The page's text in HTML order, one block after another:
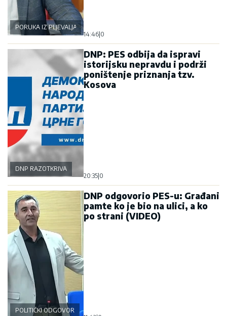
PORUKA IZ PLJEVALJA
14:46 0
DNP RAZOTKRIVA
DNP: PES odbija da ispravi
istorijsku nepravdu i podrži
poništenje priznanja tzv.
Kosova
20:35 0
POLITIČKI ODGOVOR
DNP odgovorio PES-u: Građani
pamte ko je bio na ulici, a ko
po strani (VIDEO)